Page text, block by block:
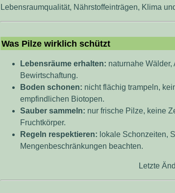
Lebensraumqualität, Nährstoffeinträgen, Klima
Was Pilze wirklich schützt
Lebensräume erhalten: naturnahe Wälder,
Bewirtschaftung.
Boden schonen: nicht flächig trampeln,
empfindlichen Biotopen.
Sauber sammeln: nur frische Pilze, keine
Fruchtkörper.
Regeln respektieren: lokale Schonzeiten,
Mengenbeschränkungen beachten.
Letzte